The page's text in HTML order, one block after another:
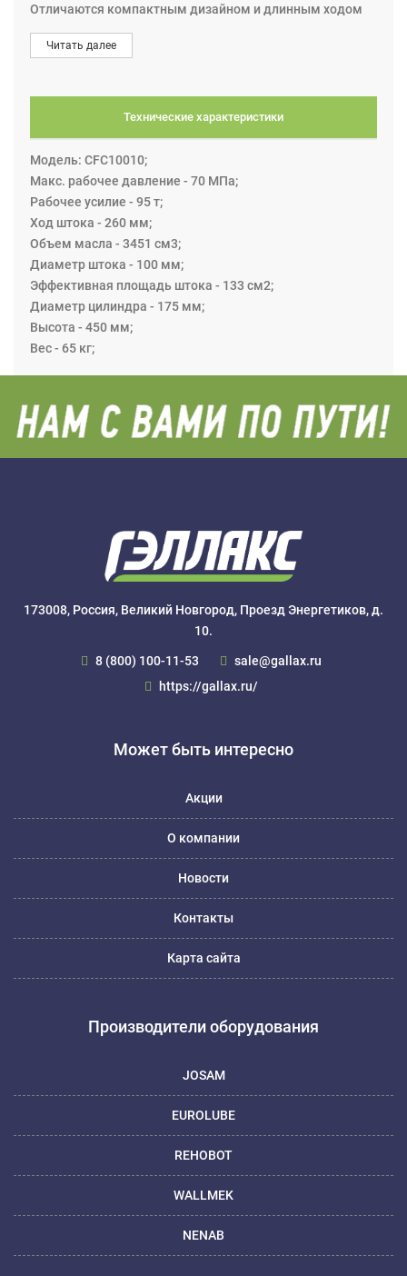
Отличаются компактным дизайном и длинным ходом
штока. Конструкция обеспечивает небольшие
установочные размеры.
штоком поршня;
принадлежностями REHOBOT;
Читать далее
Технические характеристики
Модель: CFC10010;
Макс. рабочее давление - 70 МПа;
Рабочее усилие - 95 т;
Ход штока - 260 мм;
Объем масла - 3451 см3;
Диаметр штока - 100 мм;
Эффективная площадь штока - 133 см2;
Диаметр цилиндра - 175 мм;
Высота - 450 мм;
Вес - 65 кг;
173008, Россия, Великий Новгород, Проезд Энергетиков, д.
10.
8 (800) 100-11-53
sale@gallax.ru
https://gallax.ru/
Может быть интересно
Акции
О компании
Новости
Контакты
Карта сайта
Производители оборудования
JOSAM
EUROLUBE
REHOBOT
WALLMEK
NENAB